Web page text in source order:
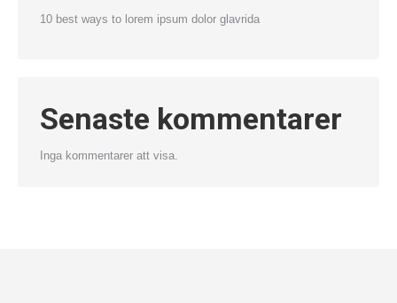
10 best ways to lorem ipsum dolor glavrida
Senaste kommentarer
Inga kommentarer att visa.